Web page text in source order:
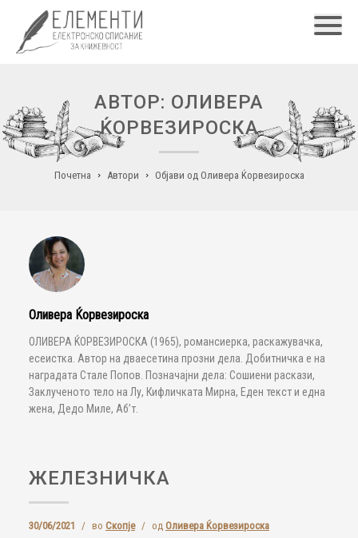
АВТОР: ОЛИВЕРА
ЌОРВЕЗИРОСКА
Почетна Автори Објави од Оливера Ќорвезироска
Оливера Ќорвезироска
ОЛИВЕРА ЌОРВЕЗИРОСКА (1965), романсиерка, раскажувачка,
есеистка. Автор на дваесетина прозни дела. Добитничка е на
наградата Стале Попов. Позначајни дела: Сошиени раскази,
Заклученото тело на Лу, Кифличката Мирна, Еден текст и една
жена, Дедо Миле, Аб’т.
ЖЕЛЕЗНИЧКА
30/06/2021 / во Скопје / од Оливера Ќорвезироска